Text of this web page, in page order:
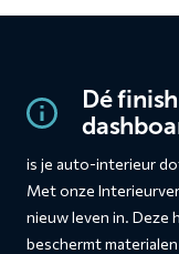
Dé
is je auto-interieur
Met onze
nieuw leven in. Deze
beschermt